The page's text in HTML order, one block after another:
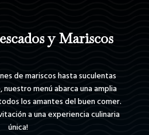
y Mariscos
de mariscos hasta suculentas
menú abarca una amplia
los amantes del buen comer.
a una experiencia culinaria
única!